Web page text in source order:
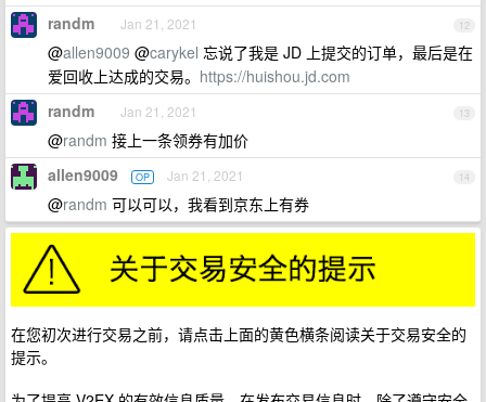
12
randm Jan 21, 2021
@allen9009 @carykel 忘说了我是 JD 上提交的订单，最后是在
爱回收上达成的交易。 https://huishou.jd.com
13
randm Jan 21, 2021
@randm 接上一条领券有加价
14
allen9009 OP Jan 21, 2021
@randm 可以可以，我看到京东上有券
在您初次进行交易之前，请点击上面的黄色横条阅读关于交易安全的
提示。